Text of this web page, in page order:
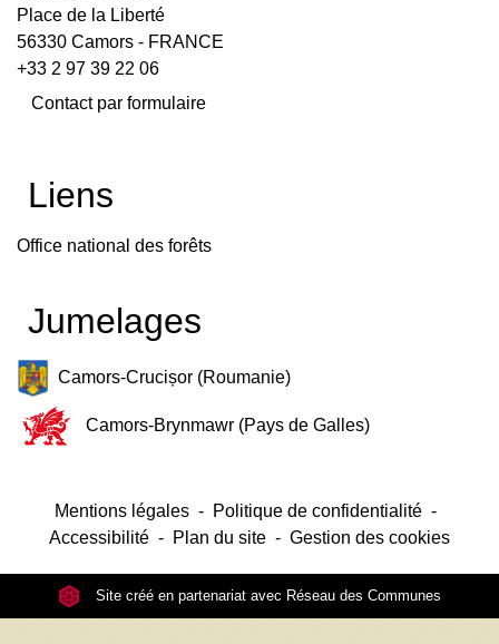
Place de la Liberté
56330 Camors - FRANCE
+33 2 97 39 22 06
Contact par formulaire
Liens
Office national des forêts
Jumelages
Camors-Crucișor (Roumanie)
Camors-Brynmawr (Pays de Galles)
Mentions légales - Politique de confidentialité -
Accessibilité - Plan du site - Gestion des cookies
Site créé en partenariat avec Réseau des Communes